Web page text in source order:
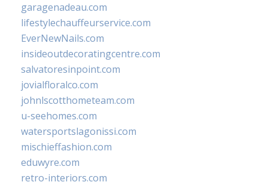
garagenadeau.com
lifestylechauffeurservice.com
EverNewNails.com
insideoutdecoratingcentre.com
salvatoresinpoint.com
jovialfloralco.com
johnlscotthometeam.com
u-seehomes.com
watersportslagonissi.com
mischieffashion.com
eduwyre.com
retro-interiors.com